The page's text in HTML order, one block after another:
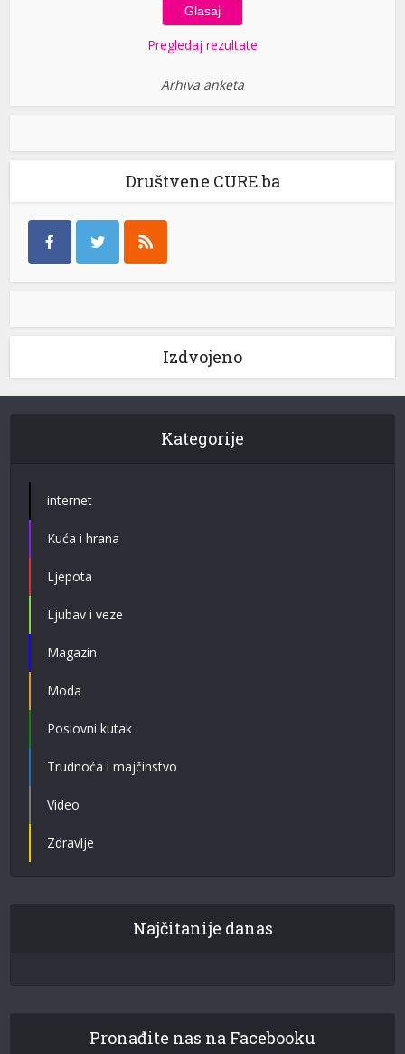
Pregledaj rezultate
Arhiva anketa
Društvene CURE.ba
Izdvojeno
Kategorije
internet
Kuća i hrana
Ljepota
Ljubav i veze
Magazin
Moda
Poslovni kutak
Trudnoća i majčinstvo
Video
Zdravlje
Najčitanije danas
Pronađite nas na Facebooku